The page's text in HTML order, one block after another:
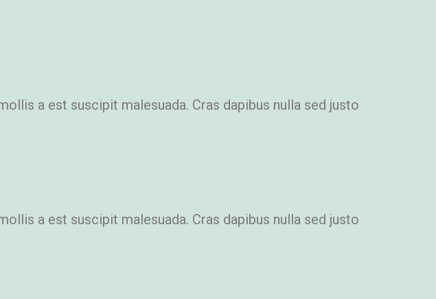
a est suscipit malesuada. Cras dapibus nulla sed justo
a est suscipit malesuada. Cras dapibus nulla sed justo